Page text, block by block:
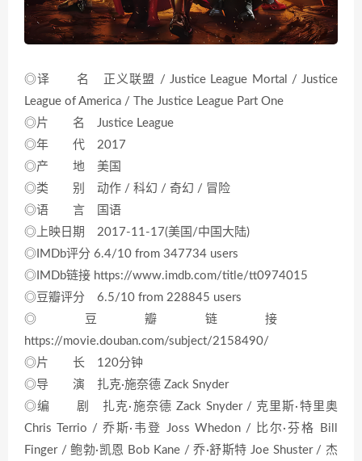
◎译 名 正义联盟 / Justice League Mortal / Justice
League of America / The Justice League Part One
◎片 名 Justice League
◎年 代 2017
◎产 地 美国
◎类 别 动作 / 科幻 / 奇幻 / 冒险
◎语 言 国语
◎上映日期 2017-11-17(美国/中国大陆)
◎IMDb评分 6.4/10 from 347734 users
◎IMDb链接 https://www.imdb.com/title/tt0974015
◎豆瓣评分 6.5/10 from 228845 users
◎豆瓣链接
https://movie.douban.com/subject/2158490/
◎片 长 120分钟
◎导 演 扎克·施奈德 Zack Snyder
◎编 剧 扎克·施奈德 Zack Snyder / 克里斯·特里奥
Chris Terrio / 乔斯·韦登 Joss Whedon / 比尔·芬格 Bill
Finger / 鲍勃·凯恩 Bob Kane / 乔·舒斯特 Joe Shuster / 杰